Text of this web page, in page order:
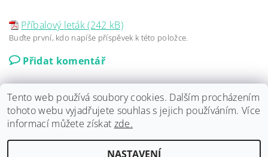
Příbalový leták (242 kB)
Buďte první, kdo napíše příspěvek k této položce.
Přidat komentář
Harm Reduction Program
Tento web používá soubory cookies. Dalším procházením
tohoto webu vyjadřujete souhlas s jejich používáním. Více
informací můžete získat zde.
NASTAVENÍ